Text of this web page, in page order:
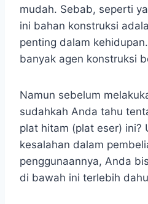
mudah. Sebab, seperti
ini bahan konstruksi
penting dalam
banyak agen konstruksi
Namun sebelum
sudahkah Anda tahu
plat hitam (plat eser) ini?
kesalahan dalam
penggunaannya, Anda
di bawah ini terlebih